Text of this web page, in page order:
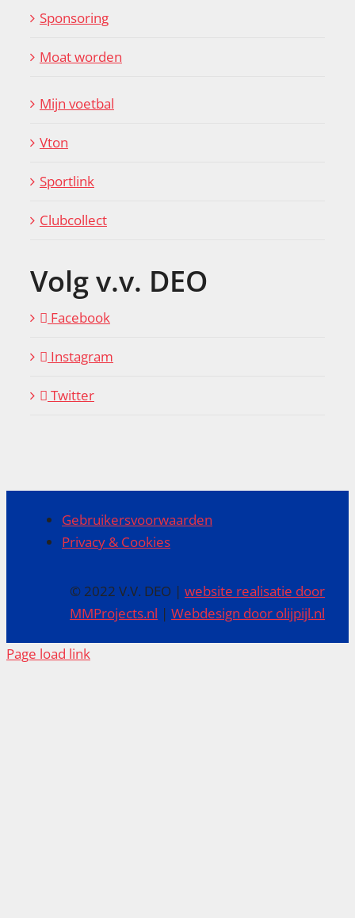
Sponsoring
Moat worden
Mijn voetbal
Vton
Sportlink
Clubcollect
Volg v.v. DEO
Facebook
Instagram
Twitter
Gebruikersvoorwaarden
Privacy & Cookies
© 2022 V.V. DEO |website realisatie door
MMProjects.nl |Webdesign door olijpijl.nl
Page load link